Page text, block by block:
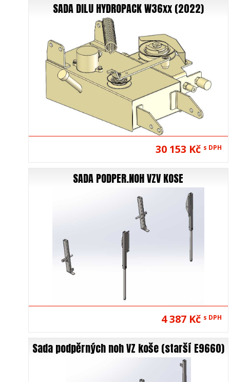
SADA DILU HYDROPACK W36xx (2022)
30 153 Kč s DPH
SADA PODPER.NOH VZV KOSE
4 387 Kč s DPH
Sada podpěrných noh VZ koše (starší E9660)